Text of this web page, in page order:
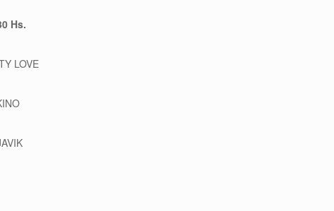
Hs.
LOVE